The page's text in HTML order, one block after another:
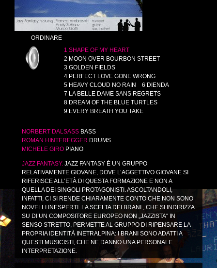
ORDINARE
1 SHAPE OF MY HEART
2 MOON OVER BOURBON STREET
3 GOLDEN FIELDS
4 PERFECT LOVE GONE WRONG
5 HEAVY CLOUD NO RAIN
6 DIENDA
7 LA BELLE DAME SANS REGRETS
8 DREAM OF THE BLUE TURTLES
9 EVERY BREATH YOU TAKE
NORBERT DALSASS BASS
ROMAN HINTEREGGER DRUMS
MICHELE GIRO PIANO
JAZZ FANTASY. JAZZ FANTASY È UN GRUPPO
RELATIVAMENTE GIOVANE, DOVE L’AGGETTIVO GIOVANE SI
RIFERISCE ALL’ETÀ DI QUESTA FORMAZIONE E NON A
QUELLA DEI SINGOLI PROTAGONISTI. ASCOLTANDOLI,
INFATTI, CI SI RENDE CHIARAMENTE CONTO CHE NON SONO
NOVELLI INESPERTI. LA SCELTA DEI BRANI , CHE SI INDIRIZZA
SU DI UN COMPOSITORE EUROPEO NON „JAZZISTA“ IN
SENSO STRETTO, PERMETTE AL GRUPPO DI RIPENSARE LA
PROPRIA IDENTITÀ INETRALPINA: I BRANI SONO ADATTI A
QUESTI MUSICISTI, CHE NE DANNO UNA PERSONALE
INTERPRETAZIONE.